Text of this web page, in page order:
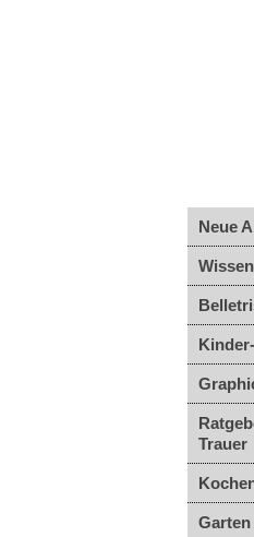
Neue
Trauer